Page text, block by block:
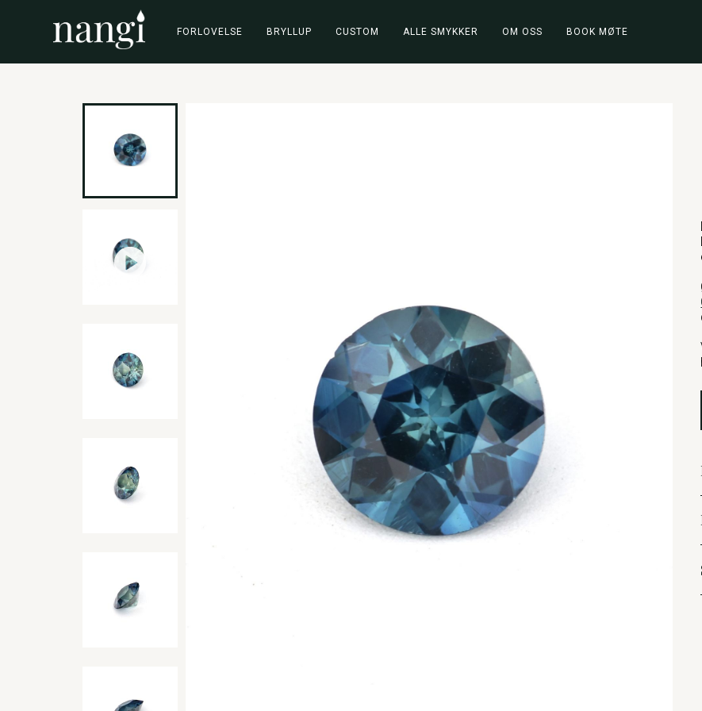
FORLOVELSE BRYLLUP CUSTOM ALLE SMYKKER OM OSS BOOK MØTE